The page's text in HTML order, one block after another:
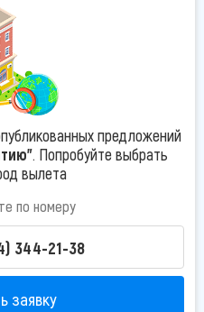
предложений
. Попробуйте выбрать
вылета
по номеру
344-21-38
заявку